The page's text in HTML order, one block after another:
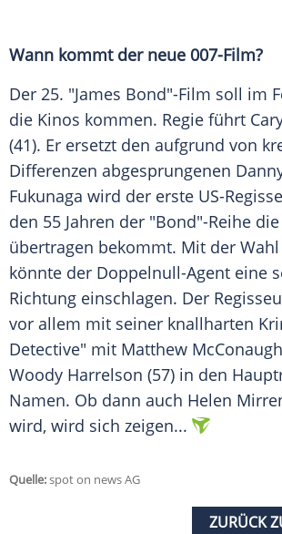
Wann kommt der neue 007-Film?
Der 25. "James Bond"-Film soll im
die Kinos kommen. Regie führt
(41). Er ersetzt den aufgrund von
Differenzen abgesprungenen
Fukunaga wird der erste US-
den 55 Jahren der "Bond"-Reihe
übertragen bekommt. Mit der Wahl
könnte der Doppelnull-Agent eine
Richtung einschlagen. Der
vor allem mit seiner knallharten
Detective" mit Matthew
Woody Harrelson (57) in den
Namen. Ob dann auch Helen
wird, wird sich zeigen...
Quelle:spot on news AG
ZURÜCK